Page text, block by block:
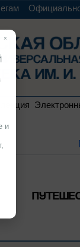
×
и